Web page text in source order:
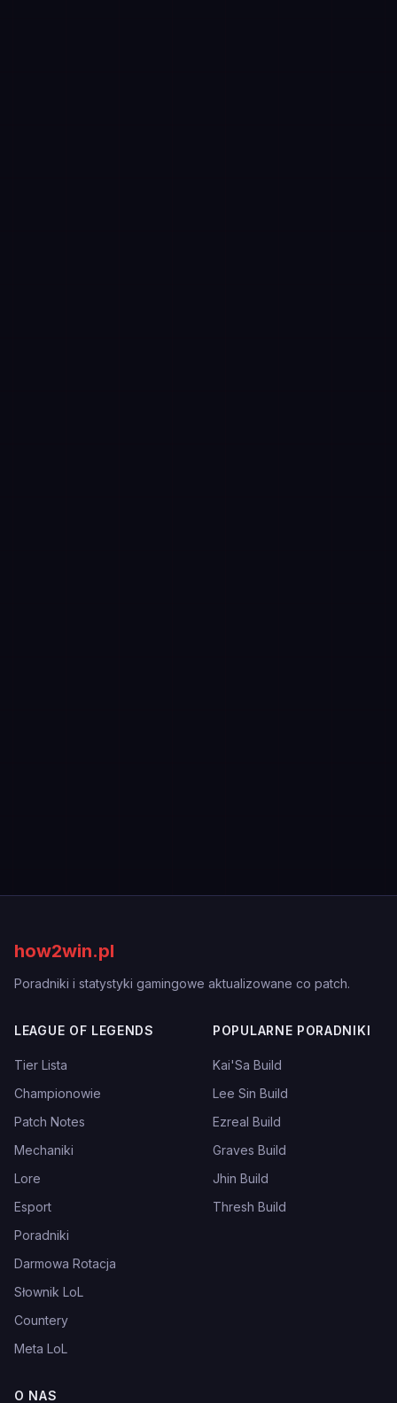
how2win.pl
Poradniki i statystyki gamingowe aktualizowane co patch.
LEAGUE OF LEGENDS
Tier Lista
Championowie
Patch Notes
Mechaniki
Lore
Esport
Poradniki
Darmowa Rotacja
Słownik LoL
Countery
Meta LoL
POPULARNE PORADNIKI
Kai'Sa Build
Lee Sin Build
Ezreal Build
Graves Build
Jhin Build
Thresh Build
O NAS